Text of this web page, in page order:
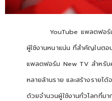
YouTube แพลตฟอร์
ผู้ใช้งานหนาแน่น ที่สำคัญในต
แพลตฟอร์ม New TV สำหรับ
หลายล้านราย และสร้างรายไ
ด้วยจำนวนผู้ใช้งานทั่วโลกที่ม